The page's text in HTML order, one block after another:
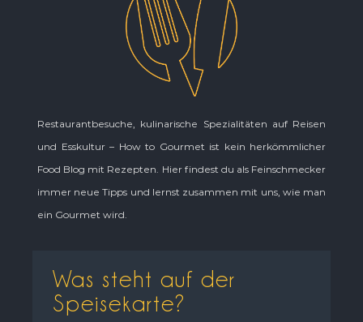
Restaurantbesuche, kulinarische Spezialitäten auf Reisen
und Esskultur – How to Gourmet ist kein herkömmlicher
Food Blog mit Rezepten. Hier findest du als Feinschmecker
immer neue Tipps und lernst zusammen mit uns, wie man
ein Gourmet wird.
Was steht auf der
Speisekarte?